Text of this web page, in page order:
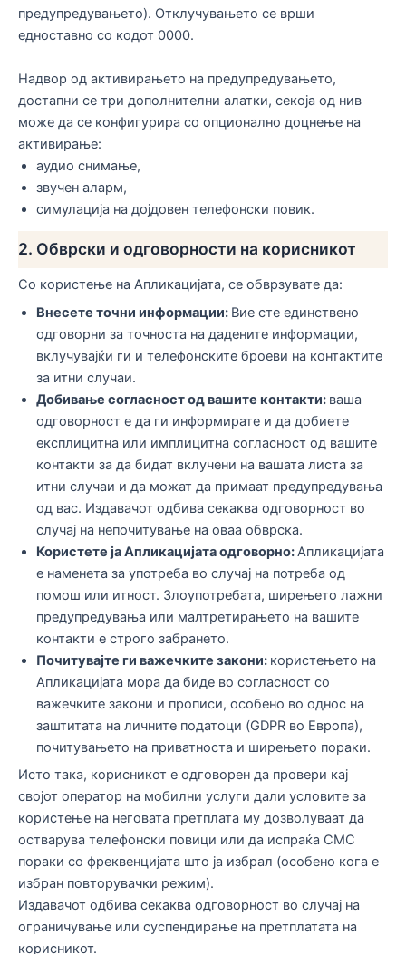
предупредувањето). Отклучувањето се врши
едноставно со кодот 0000.
Надвор од активирањето на предупредувањето,
достапни се три дополнителни алатки, секоја од нив
може да се конфигурира со опционално доцнење на
активирање:
аудио снимање,
звучен аларм,
симулација на дојдовен телефонски повик.
2. Обврски и одговорности на корисникот
Со користење на Апликацијата, се обврзувате да:
Внесете точни информации: Вие сте единствено
одговорни за точноста на дадените информации,
вклучувајќи ги и телефонските броеви на контактите
за итни случаи.
Добивање согласност од вашите контакти: ваша
одговорност е да ги информирате и да добиете
експлицитна или имплицитна согласност од вашите
контакти за да бидат вклучени на вашата листа за
итни случаи и да можат да примаат предупредувања
од вас. Издавачот одбива секаква одговорност во
случај на непочитување на оваа обврска.
Користете ја Апликацијата одговорно:Апликацијата
е наменета за употреба во случај на потреба од
помош или итност. Злоупотребата, ширењето лажни
предупредувања или малтретирањето на вашите
контакти е строго забрането.
Почитувајте ги важечките закони: користењето на
Апликацијата мора да биде во согласност со
важечките закони и прописи, особено во однос на
заштитата на личните податоци (GDPR во Европа),
почитувањето на приватноста и ширењето пораки.
Исто така, корисникот е одговорен да провери кај
својот оператор на мобилни услуги дали условите за
користење на неговата претплата му дозволуваат да
остварува телефонски повици или да испраќа СМС
пораки со фреквенцијата што ја избрал (особено кога е
избран повторувачки режим).
Издавачот одбива секаква одговорност во случај на
ограничување или суспендирање на претплатата на
корисникот.